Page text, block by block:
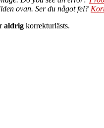
ovan. Ser du något fel?
aldrig korrekturlästs.